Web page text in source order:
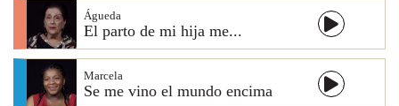
Águeda
El parto de mi hija me...
Marcela
Se me vino el mundo encima